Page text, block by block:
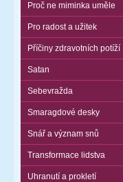
Proč ne miminka uměle
Pro radost a užitek
Příčiny zdravotních potíží
Satan
Sebevražda
Smaragdové desky
Snář a význam snů
Transformace lidstva
Uhranutí a prokletí